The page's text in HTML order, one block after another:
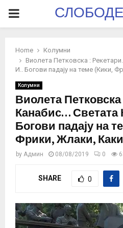
PRIMARY
Home
Колумни
Виолета Петковска :
И.. Богови падају на теме (Кики,
Колумни
Виолета
Канабис… Светата
Богови падају на
Фрики, Жлаки,
by Админ 08/08/2019 0
SHARE 0